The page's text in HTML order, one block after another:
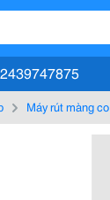
Máy rút màng co